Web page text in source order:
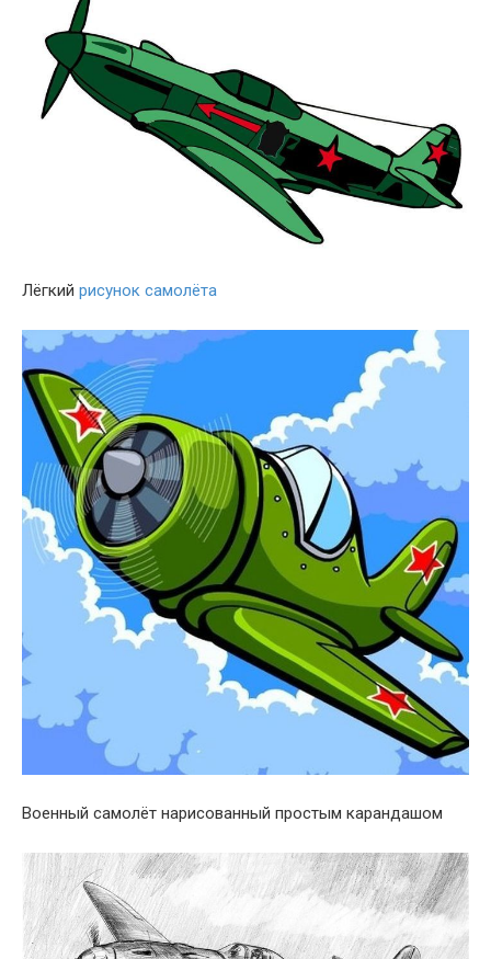
Лёгкий рисунок самолёта
Военный самолёт нарисованный простым карандашом